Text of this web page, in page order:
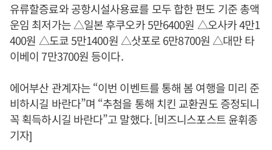
유류할증료와 공항시설사용료를 모두 합한 편도 기준 총액
운임 최저가는 △일본 후쿠오카 5만6400원 △오사카 4만1
400원 △도쿄 5만1400원 △삿포로 6만8700원 △대만 타
이베이 7만3700원 등이다.
에어부산 관계자는 “이번 이벤트를 통해 봄 여행을 미리 준
비하시길 바란다”며 “추첨을 통해 치킨 교환권도 증정되니
꼭 획득하시길 바란다”고 말했다. [비즈니스포스트 윤휘종
기자]